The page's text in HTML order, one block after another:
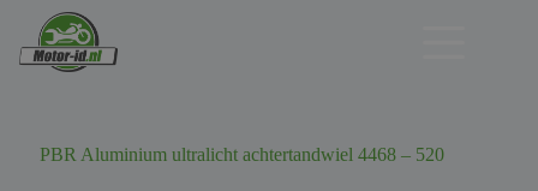
PBR Aluminium ultralicht achtertandwiel 4468 – 520